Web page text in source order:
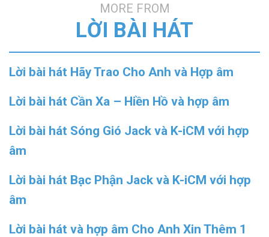
MORE FROM
LỜI BÀI HÁT
Lời bài hát Hãy Trao Cho Anh và Hợp âm
Lời bài hát Cần Xa – Hiền Hồ và hợp âm
Lời bài hát Sóng Gió Jack và K-iCM với hợp
âm
Lời bài hát Bạc Phận Jack và K-iCM với hợp
âm
Lời bài hát và hợp âm Cho Anh Xin Thêm 1